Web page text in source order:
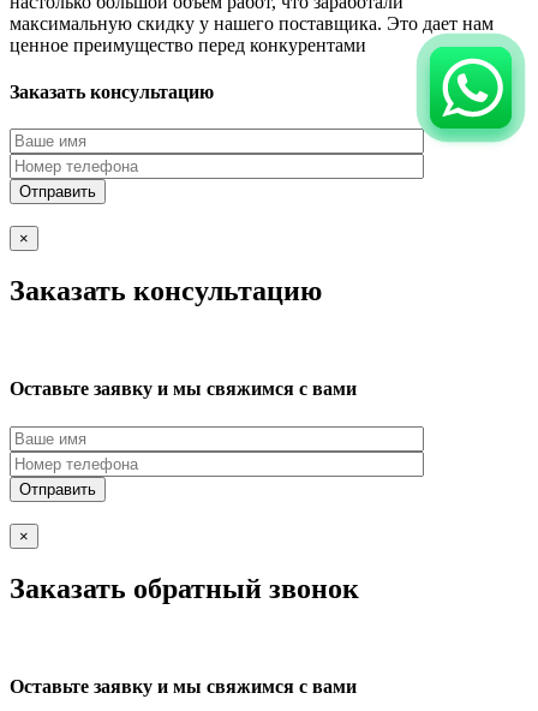
максимальную скидку у нашего поставщика. Это дает нам
ценное преимущество перед конкурентами
Заказать консультацию
×
Заказать консультацию
Оставьте заявку и мы свяжимся с вами
×
Заказать обратный звонок
Оставьте заявку и мы свяжимся с вами